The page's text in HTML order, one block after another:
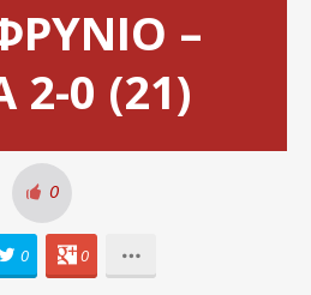
–
2-0 (21)
0
0 0